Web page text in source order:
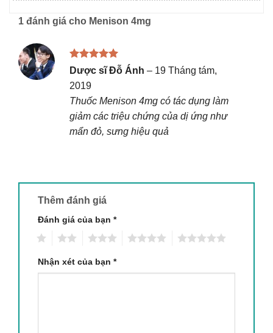
1 đánh giá cho Menison 4mg
Được xếp
hạng
sao
Dược sĩ Đỗ Ánh – 19 Tháng tám,
2019
Thuốc Menison 4mg có tác dụng làm
giảm các triệu chứng của dị ứng như
mẩn đỏ, sưng hiệu quả
Thêm đánh giá
Đánh giá của bạn *
Nhận xét của bạn *